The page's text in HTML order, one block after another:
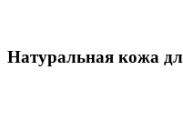
Натуральная кожа